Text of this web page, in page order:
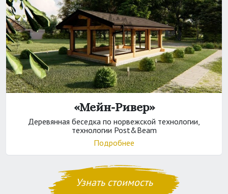
«Мейн-Ривер»
Деревянная беседка по норвежской технологии,
технологии Post&Beam
Подробнее
Узнать стоимость